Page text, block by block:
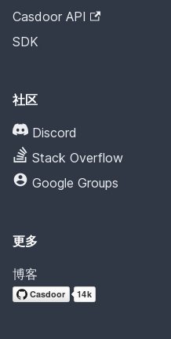
Casdoor API
SDK
社区
Discord
Stack Overflow
Google Groups
更多
博客